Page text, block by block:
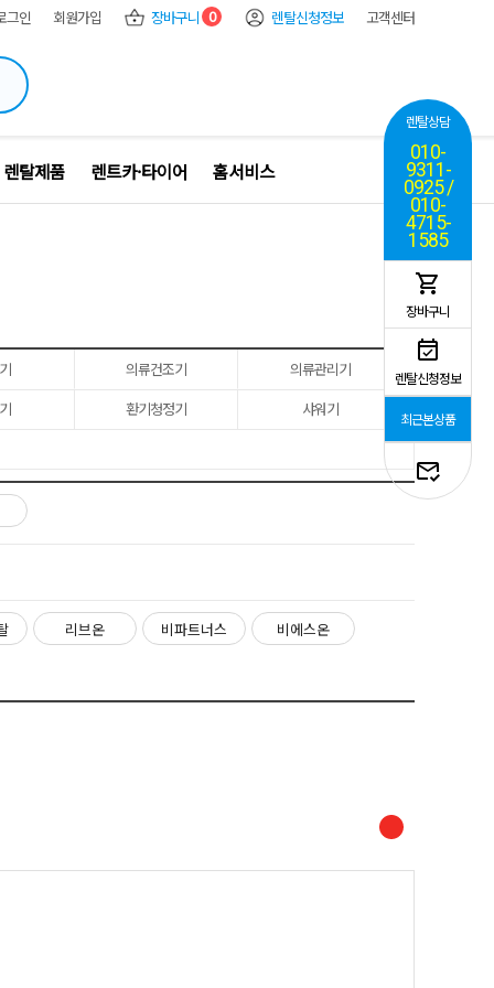
그인 회원가입 장바구니 0 렌탈신청정보 고객센터
탈제품 렌트카·타이어 홈서비스
렌탈상담
010-
9311-
0925 /
010-
4715-
1585
장바구니
렌탈신청정보
최근본상품
의류건조기
의류관리기
환기청정기
샤워기
리브온 비파트너스
비에스온